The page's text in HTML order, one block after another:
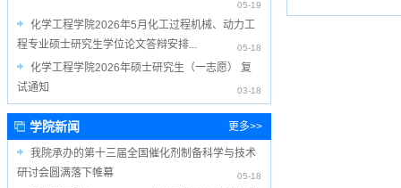
05-19
05-18
化学工程学院2026年5月化工过程机械、动力工
程专业硕士研究生学位论文答辩安排...
03-18
化学工程学院2026年硕士研究生（一志愿） 复
试通知
更多>>
学院新闻
05-18
我院承办的第十三届全国催化剂制备科学与技术
研讨会圆满落下帷幕